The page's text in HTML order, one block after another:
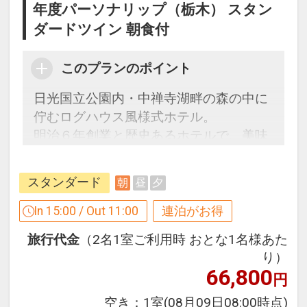
年度パーソナリップ（栃木） スタン
ダードツイン 朝食付
このプランのポイント
日光国立公園内・中禅寺湖畔の森の中に
佇むログハウス風様式ホテル。
明治６年創業と歴史あるホテルで、美味
い。
す
2泊目より1泊につきおひとり様１，０
スタンダード 朝 昼 夕
In 15:00 / Out 11:00 連泊がお得
旅行代金 （2名1室ご利用時 おとな1名様あた
り）
66,800円
空き： 1室(08月09日08:00時点)